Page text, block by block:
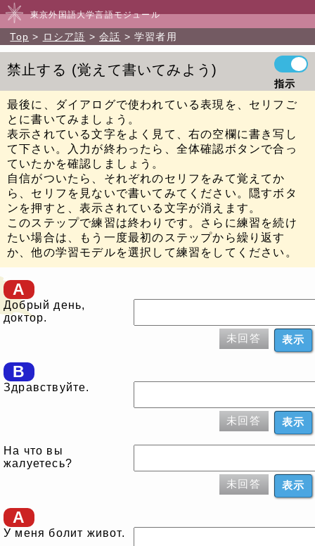
東京外国語大学言語モジュール
Top ロシア語 会話 学習者用
禁止する 覚えて書いてみよう
指示
最後に、ダイアログで使われている表現を、セリフご
とに書いてみましょう。
表示されている文字をよく見て、右の空欄に書き写し
て下さい。入力が終わったら、全体確認ボタンで合っ
ていたかを確認しましょう。
自信がついたら、それぞれのセリフをみて覚えてか
ら、セリフを見ないで書いてみてください。隠すボタ
ンを押すと、表示されている文字が消えます。
このステップで練習は終わりです。さらに練習を続け
たい場合は、もう一度最初のステップから繰り返す
か、他の学習モデルを選択して練習をしてください。
A
Добрый день,
доктор.
未回答
表示
B
Здравствуйте.
未回答 表示
На что вы
жалуетесь?
未回答
表示
A
У меня болит живот.